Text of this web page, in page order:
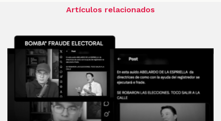
Artículos relacionados